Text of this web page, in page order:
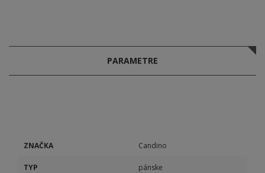
PARAMETRE
ZNAČKA Candino
TYP pánske